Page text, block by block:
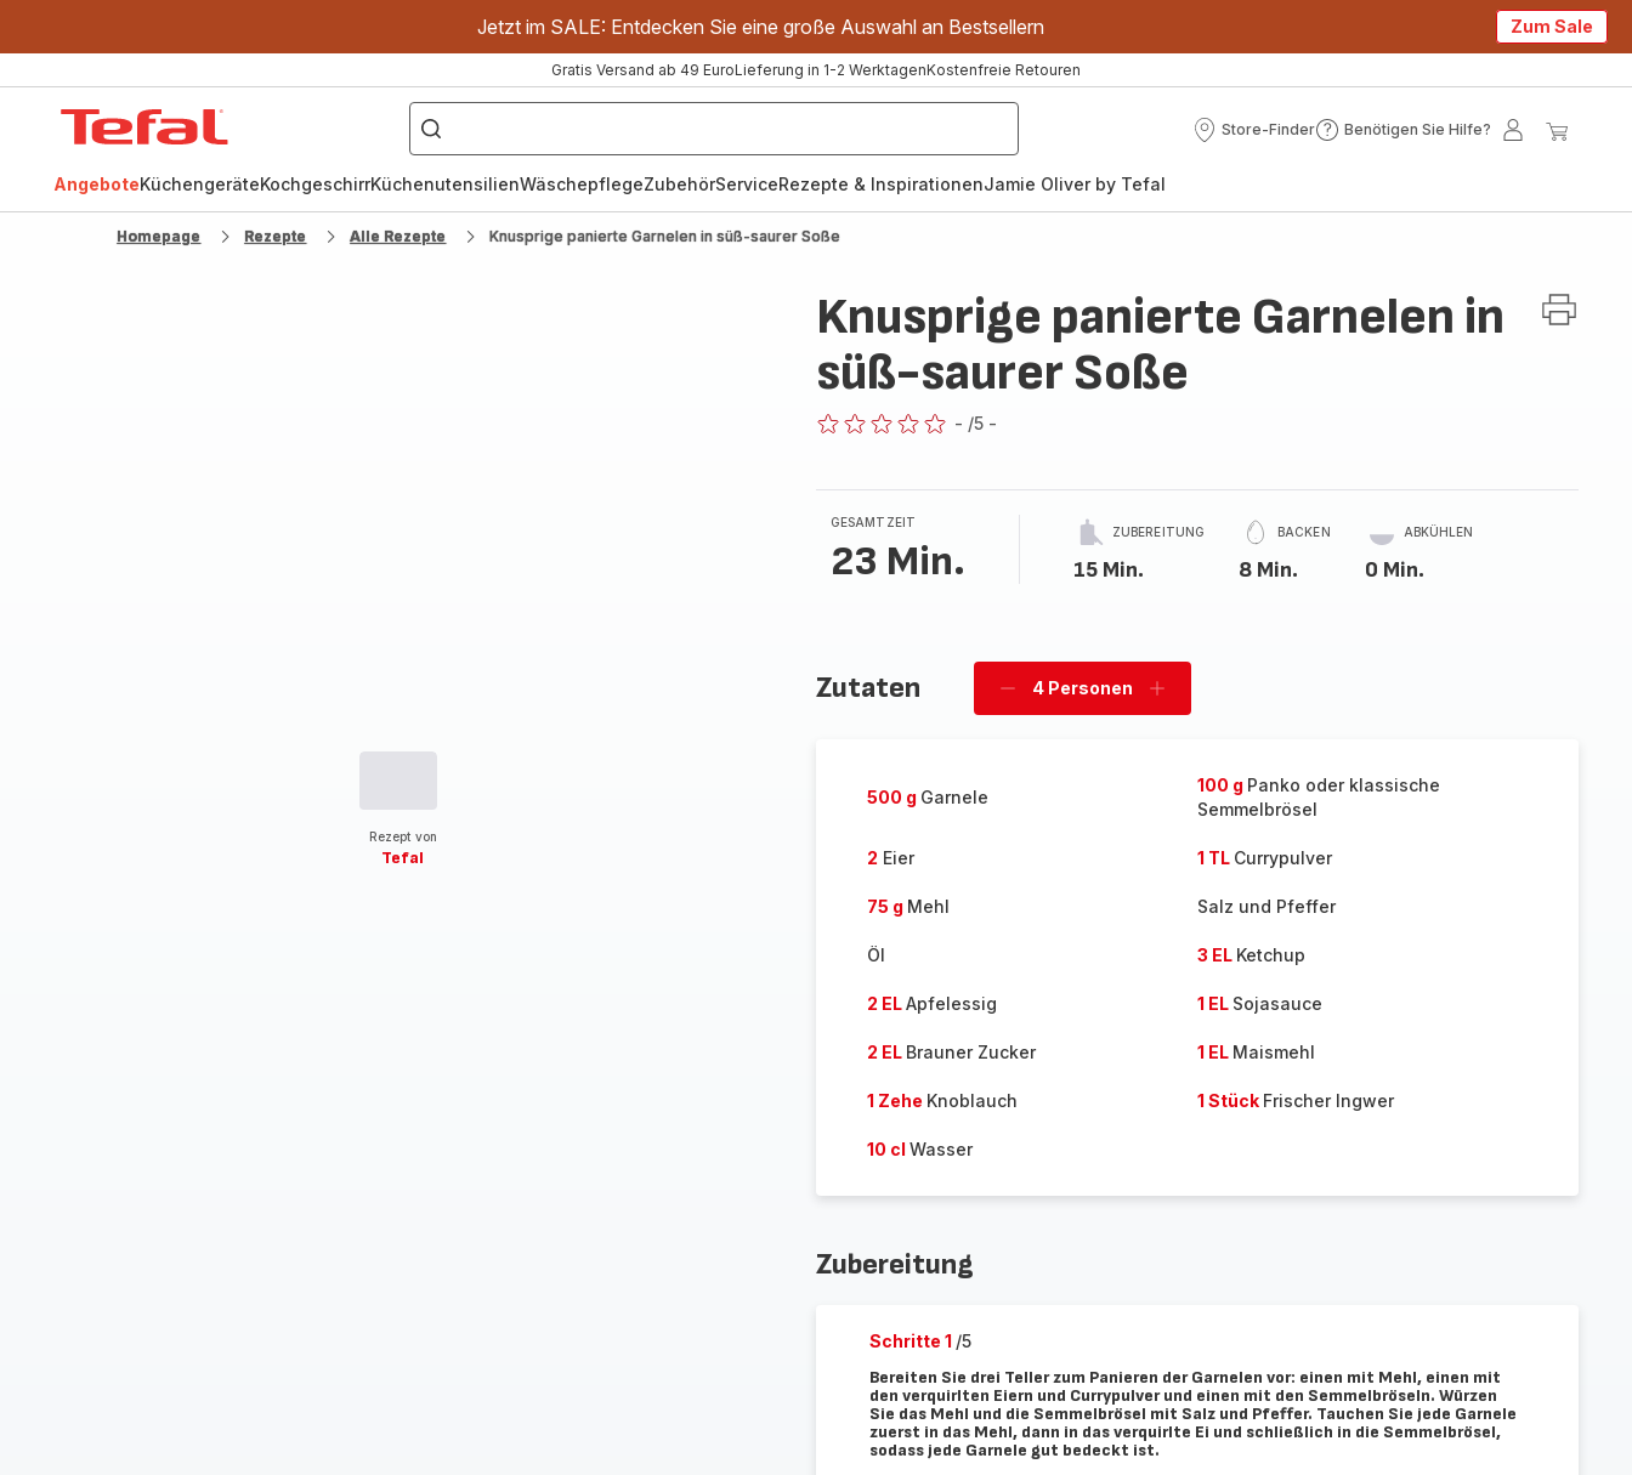
Jetzt im SALE: Entdecken Sie eine große Auswahl an Bestsellern Zum Sale
Gratis Versand ab 49 EuroLieferung in 1-2 WerktagenKostenfreie Retouren
["OptiGrill","Easy
Fry","Pfanne"]
Store-Finder
Store-
Benötigen Sie Hilfe?
Benötigen
Mein
AngeboteKüchengeräteKochgeschirrKüchenutensilienWäschepflegeZubehörServiceRezepte & InspirationenJamie Oliver by Tefal
Homepage Rezepte Alle Rezepte Knusprige panierte Garnelen in süß-saurer Soße
Rezept von
Tefal
Knusprige panierte Garnelen in
süß-saurer Soße
- /5 -
GESAMTZEIT
23 Min.
ZUBEREITUNG
15 Min.
BACKEN
8 Min.
ABKÜHLEN
0 Min.
Zutaten
Personen
4 Personen
Personen
500 g Garnele
100 g Panko oder klassische
Semmelbrösel
2 Eier 1 TL Currypulver
75 g Mehl Salz und Pfeffer
Öl 3 EL Ketchup
2 ELApfelessig 1 EL Sojasauce
2 EL Brauner Zucker 1 EL Maismehl
1 Zehe Knoblauch 1 Stück Frischer Ingwer
10 cl Wasser
Zubereitung
Schritte 1 /5
Bereiten Sie drei Teller zum Panieren der Garnelen vor: einen mit Mehl, einen mit
den verquirlten Eiern und Currypulver und einen mit den Semmelbröseln. Würzen
Sie das Mehl und die Semmelbrösel mit Salz und Pfeffer. Tauchen Sie jede Garnele
zuerst in das Mehl, dann in das verquirlte Ei und schließlich in die Semmelbrösel,
sodass jede Garnele gut bedeckt ist.